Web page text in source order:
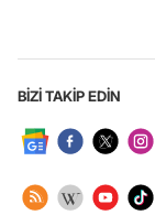
BİZİ TAKİP EDİN